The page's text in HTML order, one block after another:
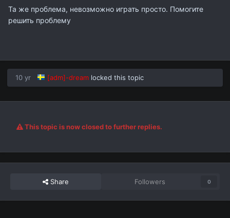
Та же проблема, невозможно играть просто. Помогите
решить проблему
10 yr [adm]-dream locked this topic
This topic is now closed to further replies.
Share Followers 0